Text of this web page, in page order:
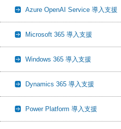
Azure OpenAI Service 導入支援
Microsoft 365 導入支援
Windows 365 導入支援
Dynamics 365 導入支援
Power Platform 導入支援